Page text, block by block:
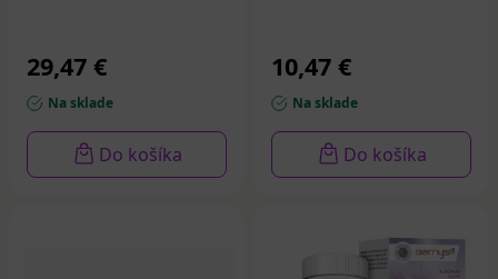
29,47 €
Na sklade
Do košíka
10,47 €
Na sklade
Do košíka